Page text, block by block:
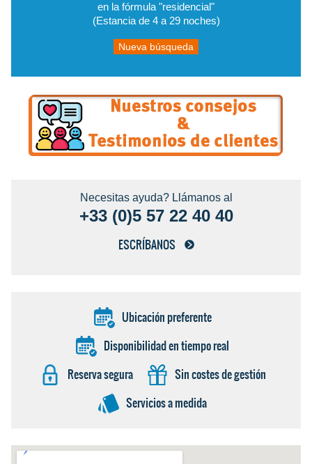
en la fórmula "residencial"
(Estancia de 4 a 29 noches)
Nueva búsqueda
Necesitas ayuda? Llámanos al
+33 (0)5 57 22 40 40
ESCRÍBANOS
Ubicación preferente
Disponibilidad en tiempo real
Reserva segura
Sin costes de gestión
Servicios a medida